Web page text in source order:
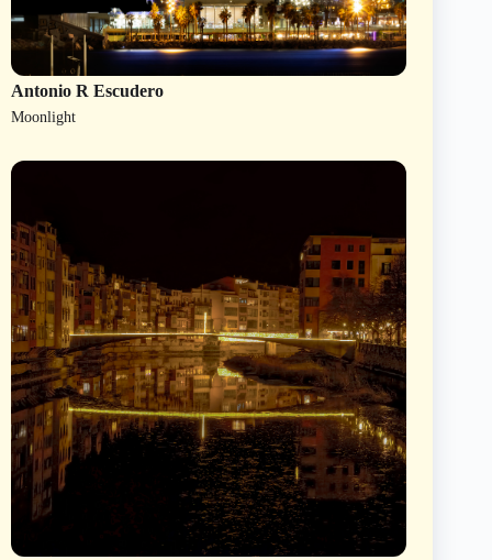
Antonio R Escudero
Moonlight